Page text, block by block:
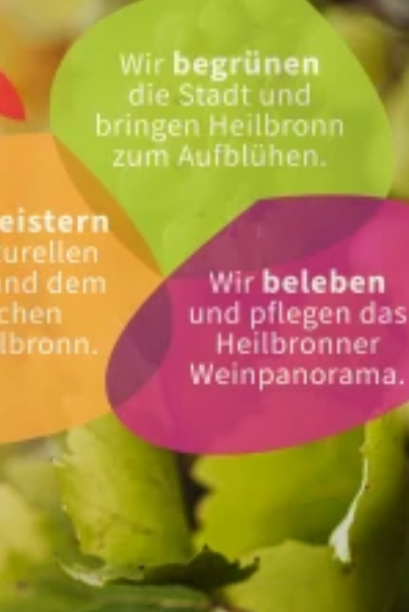
Blühende Gärten
Weinausschank am Wengerthäusle
Weinlesefest
Tag des Liebesschlosses
Schweinsbergturm
Köpfertal
Weinpanorama Heilbronn